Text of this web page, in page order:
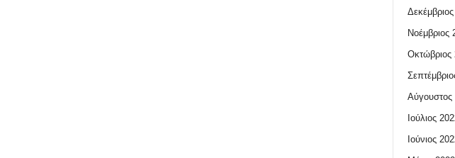
Νοέμβριος
Οκτώβριος
Αύγουστος
Ιούλιος
Ιούνιος